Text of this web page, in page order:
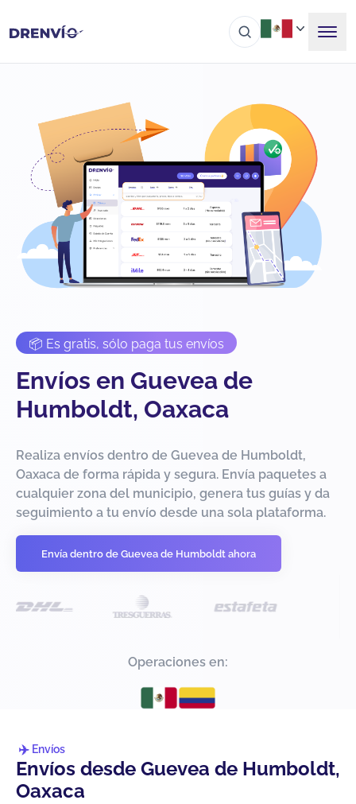
📦 Es gratis, sólo paga tus envíos
Envíos en Guevea de
Humboldt, Oaxaca
Realiza envíos dentro de Guevea de Humboldt,
Oaxaca de forma rápida y segura. Envía paquetes a
cualquier zona del municipio, genera tus guías y da
seguimiento a tu envío desde una sola plataforma.
Envía dentro de Guevea de Humboldt ahora
Operaciones en:
Envíos
Envíos desde Guevea de Humboldt,
Oaxaca